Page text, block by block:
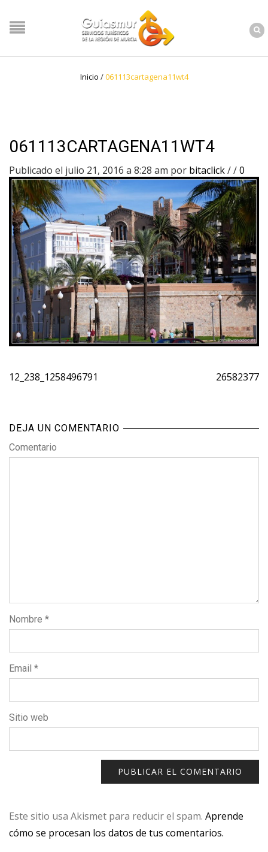
Inicio /061113cartagena11wt4
061113CARTAGENA11WT4
Publicado el julio 21, 2016 a 8:28 am por bitaclick//0
12_238_1258496791 26582377
DEJA UN COMENTARIO
Comentario
Nombre *
Email *
Sitio web
Este sitio usa Akismet para reducir el spam. Aprende
cómo se procesan los datos de tus comentarios.